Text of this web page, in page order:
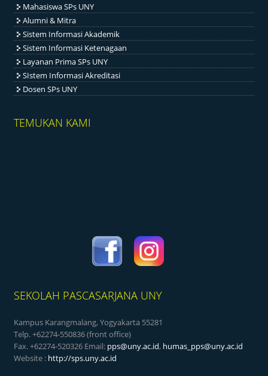
Mahasiswa SPs UNY
Alumni & Mitra
Sistem Informasi Akademik
Sistem Informasi Ketenagaan
Layanan Prima SPs UNY
SIstem Informasi Akreditasi
Dosen SPs UNY
TEMUKAN KAMI
SEKOLAH PASCASARJANA UNY
Kampus Karangmalang, Yogyakarta 55281
Telp. +62274-550836 (front office)
Fax. +62274-520326 Email: pps@uny.ac.id, humas_pps@uny.ac.id
Website : http://sps.uny.ac.id